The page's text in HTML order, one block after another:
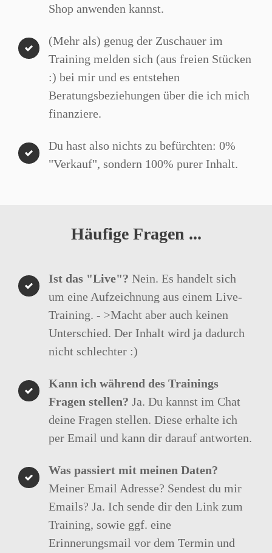
Shop anwenden kannst.
(Mehr als) genug der Zuschauer im
Training melden sich (aus freien Stücken
:) bei mir und es entstehen
Beratungsbeziehungen über die ich mich
finanziere.
Du hast also nichts zu befürchten: 0%
"Verkauf", sondern 100% purer Inhalt.
Häufige Fragen ...
Ist das "Live"?Nein. Es handelt sich
um eine Aufzeichnung aus einem Live-
Training. - >Macht aber auch keinen
Unterschied. Der Inhalt wird ja dadurch
nicht schlechter :)
Kann ich während des Trainings
Fragen stellen?Ja. Du kannst im Chat
deine Fragen stellen. Diese erhalte ich
per Email und kann dir darauf antworten.
Was passiert mit meinen Daten?
Meiner Email Adresse? Sendest du mir
Emails? Ja. Ich sende dir den Link zum
Training, sowie ggf. eine
Erinnerungsmail vor dem Termin und